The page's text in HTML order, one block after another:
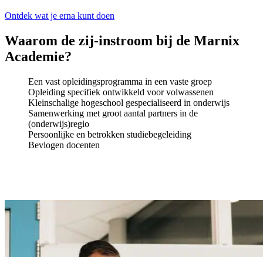
Ontdek wat je erna kunt doen
Waarom de zij-instroom bij de Marnix
Academie?
Een vast opleidingsprogramma in een vaste groep
Opleiding specifiek ontwikkeld voor volwassenen
Kleinschalige hogeschool gespecialiseerd in onderwijs
Samenwerking met groot aantal partners in de
(onderwijs)regio
Persoonlijke en betrokken studiebegeleiding
Bevlogen docenten